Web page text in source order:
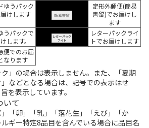
ゆうパック
けします
定形外郵便(簡易
書留)でお届けし
ます
うパックで
します。
レターパックライ
トでお届けします
便でのお届
なります
」の場合は表示しません。また、「夏期
などとなる場合は、記号での表示はせ
を表示しています。
いて
「卵」「乳」「落花生」「えび」「か
ギー特定8品目を含んでいる場合に品目名